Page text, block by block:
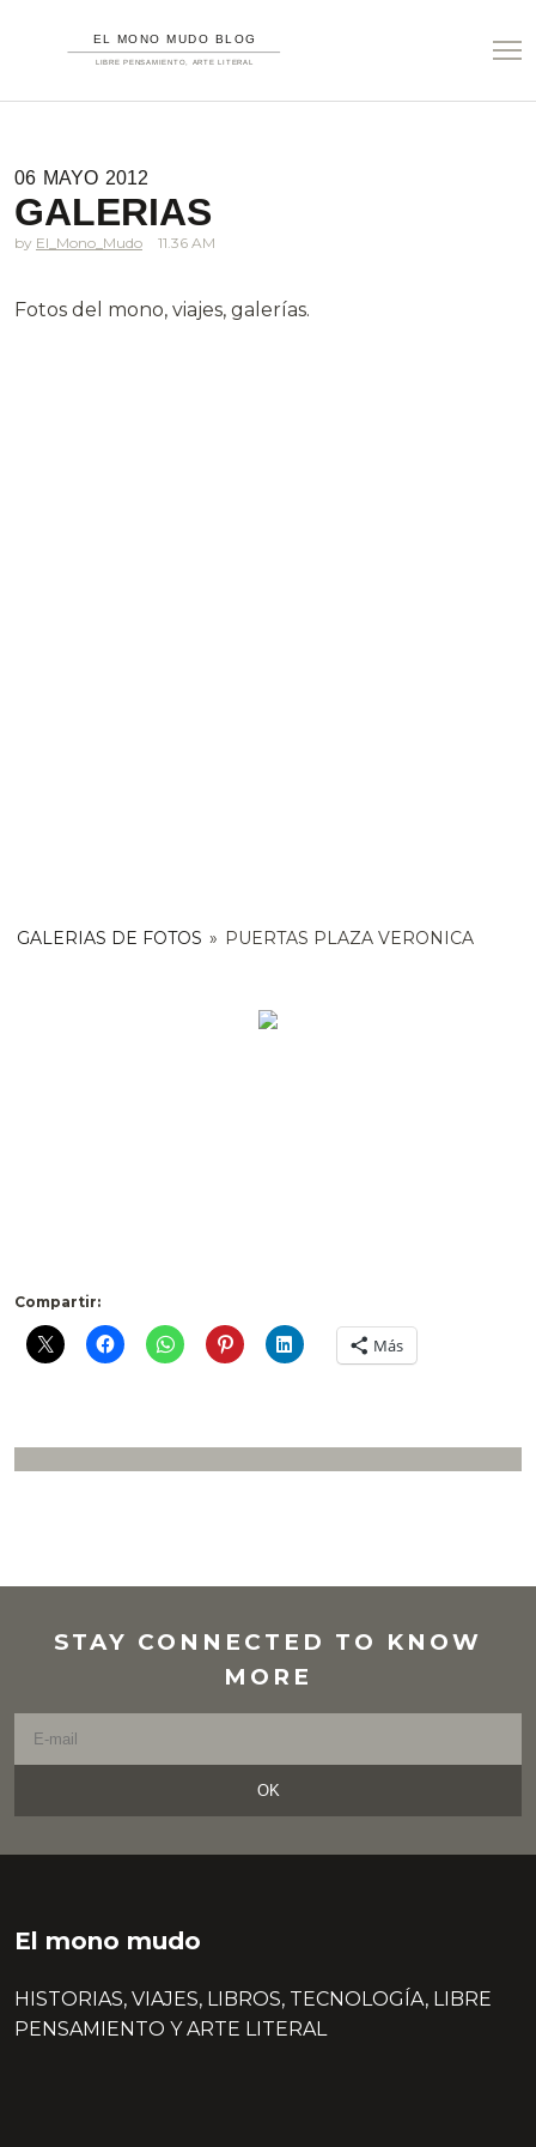
06 MAYO 2012
GALERIAS
El_Mono_Mudo 11.36 AM
Fotos del mono, viajes, galerías.
GALERIAS DE FOTOS » PUERTAS PLAZA VERONICA
Compartir:
Más
STAY CONNECTED TO KNOW
MORE
OK
El mono mudo
HISTORIAS, VIAJES, LIBROS, TECNOLOGÍA, LIBRE
PENSAMIENTO Y ARTE LITERAL